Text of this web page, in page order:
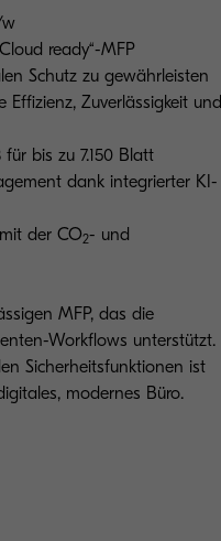
ready“-MFP
Schutz zu gewährleisten
Zuverlässigkeit und
bis zu 7.150 Blatt
dank integrierter KI-
der CO2- und
MFP, das die
Workflows unterstützt.
Sicherheitsfunktionen ist
modernes Büro.